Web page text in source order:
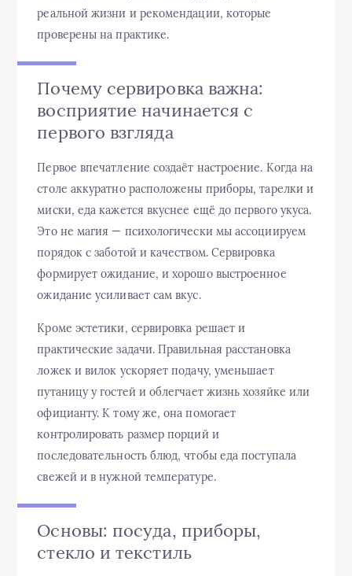
реальной жизни и рекомендации, которые
проверены на практике.
Почему сервировка важна:
восприятие начинается с
первого взгляда
Первое впечатление создаёт настроение. Когда на
столе аккуратно расположены приборы, тарелки и
миски, еда кажется вкуснее ещё до первого укуса.
Это не магия — психологически мы ассоциируем
порядок с заботой и качеством. Сервировка
формирует ожидание, и хорошо выстроенное
ожидание усиливает сам вкус.
Кроме эстетики, сервировка решает и
практические задачи. Правильная расстановка
ложек и вилок ускоряет подачу, уменьшает
путаницу у гостей и облегчает жизнь хозяйке или
официанту. К тому же, она помогает
контролировать размер порций и
последовательность блюд, чтобы еда поступала
свежей и в нужной температуре.
Основы: посуда, приборы,
стекло и текстиль